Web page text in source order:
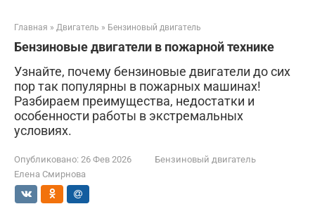
Главная » Двигатель » Бензиновый двигатель
Бензиновые двигатели в пожарной технике
Узнайте, почему бензиновые двигатели до сих
пор так популярны в пожарных машинах!
Разбираем преимущества, недостатки и
особенности работы в экстремальных
условиях.
Опубликовано: 26 Фев 2026
Бензиновый двигатель
Елена Смирнова